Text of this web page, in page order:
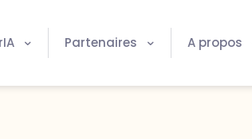
Partenaires A propos